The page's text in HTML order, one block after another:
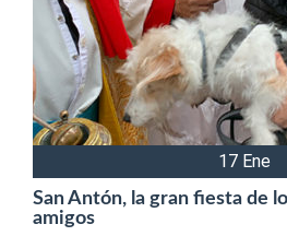
17 Ene
San Antón, la gran fiesta de
amigos